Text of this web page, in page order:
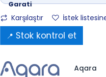
Karşılaştır
İstek
📍 Stok kontrol et
Aqara